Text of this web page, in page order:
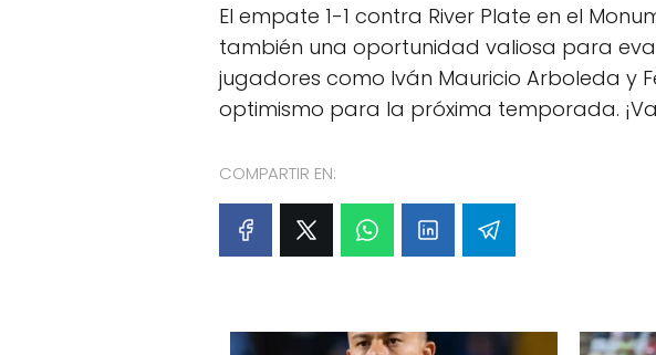
El empate 1-1 contra River Plate en el
también una oportunidad valiosa para
jugadores como Iván Mauricio Arboleda y
optimismo para la próxima temporada.
COMPARTIR EN: